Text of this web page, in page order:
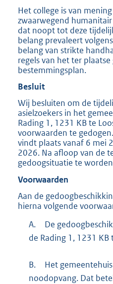
Het college is van
zwaarwegend
dat noopt tot deze
belang prevaleert
belang van strikte
regels van het ter
bestemmingsplan.
Besluit
Wij besluiten om de
asielzoekers in het
Rading 1, 1231 KB te
voorwaarden te
vindt plaats vanaf 6 mei
2026. Na afloop van de
gedoogsituatie te
Voorwaarden
Aan de
hierna volgende
A.
De
de Rading 1, 1231 KB
B.
Het
noodopvang. Dat